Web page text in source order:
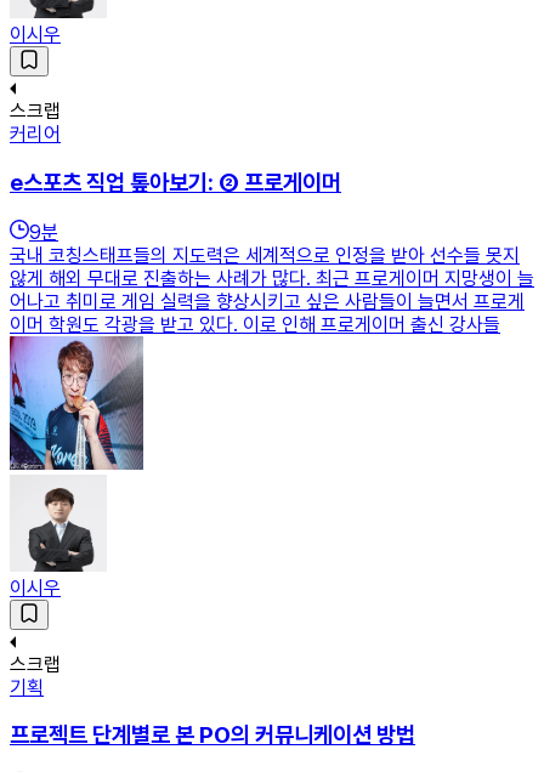
이시우
스크랩
커리어
e스포츠 직업 톺아보기: ② 프로게이머
9분
국내 코칭스태프들의 지도력은 세계적으로 인정을 받아 선수들 못지
않게 해외 무대로 진출하는 사례가 많다. 최근 프로게이머 지망생이 늘
어나고 취미로 게임 실력을 향상시키고 싶은 사람들이 늘면서 프로게
이머 학원도 각광을 받고 있다. 이로 인해 프로게이머 출신 강사들
이시우
스크랩
기획
프로젝트 단계별로 본 PO의 커뮤니케이션 방법